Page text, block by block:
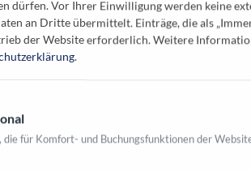
6642795387
tätig:
Grünanlagen & Pflege
dürfen. Vor Ihrer Einwilligung werden keine
an Dritte übermittelt. Einträge, die als
der Website erforderlich.Weitere
.
die für Komfort- und Buchungsfunktionen der